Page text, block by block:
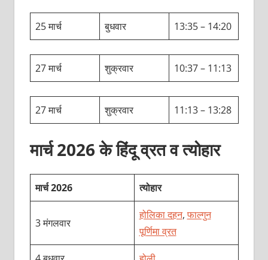
25 मार्च बुधवार 13:35 – 14:20
27 मार्च शुक्रवार 10:37 – 11:13
27 मार्च शुक्रवार 11:13 – 13:28
मार्च 2026 के हिंदू व्रत व त्योहार
मार्च 2026 त्योहार
3 मंगलवार
होलिका दहन,फाल्गुन
पूर्णिमा व्रत